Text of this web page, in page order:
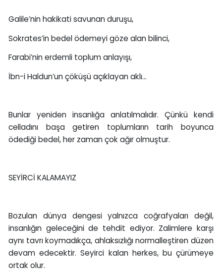
Galile’nin hakikati savunan duruşu,
Sokrates’in bedel ödemeyi göze alan bilinci,
Farabi’nin erdemli toplum anlayışı,
İbn-i Haldun’un çöküşü açıklayan aklı…
Bunlar yeniden insanlığa anlatılmalıdır. Çünkü kendi
celladını başa getiren toplumların tarih boyunca
ödediği bedel, her zaman çok ağır olmuştur.
SEYİRCİ KALAMAYIZ
Bozulan dünya dengesi yalnızca coğrafyaları değil,
insanlığın geleceğini de tehdit ediyor. Zalimlere karşı
aynı tavrı koymadıkça, ahlaksızlığı normalleştiren düzen
devam edecektir. Seyirci kalan herkes, bu çürümeye
ortak olur.